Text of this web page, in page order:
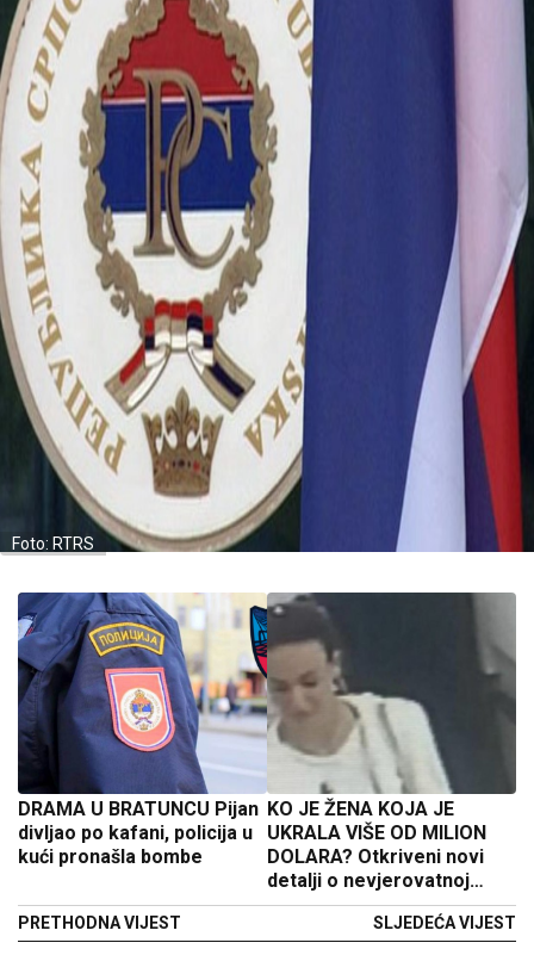
Foto: RTRS
DRAMA U BRATUNCU Pijan
divljao po kafani, policija u
kući pronašla bombe
PRETHODNA VIJEST
KO JE ŽENA KOJA JE
UKRALA VIŠE OD MILION
DOLARA? Otkriveni novi
detalji o nevjerovatnoj
prevari u Crnoj Gori
SLJEDEĆA VIJEST